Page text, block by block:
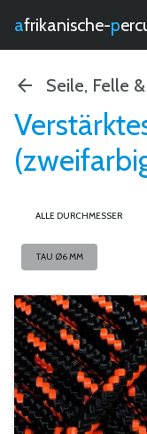
afrikanische-
Seile, Felle
ALLE DURCHMESSER
TAU Ø6 MM